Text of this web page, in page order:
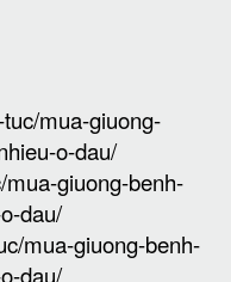
mua-giuong-
o-dau/
giuong-benh-
dau/
mua-giuong-benh-
dau/